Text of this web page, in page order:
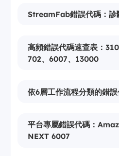
StreamFab錯誤代碼：診
高頻錯誤代碼速查表：310
702、6007、13000
依6層工作流程分類的錯
平台專屬錯誤代碼：
NEXT 6007